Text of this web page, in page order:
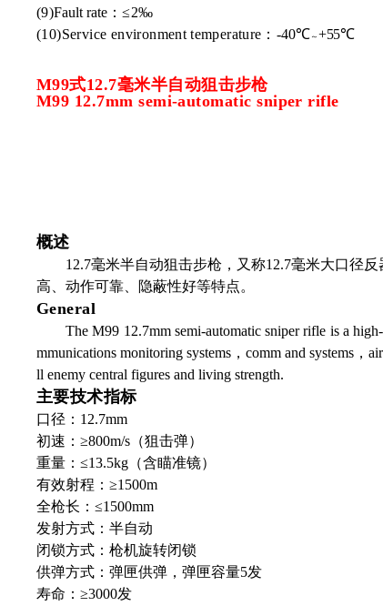
(9)Fault rate：≤2‰
(10)Service environment temperature： -40℃ ～ +55℃
M99式12.7毫米半自动狙击步枪
M99 12.7mm semi-automatic sniper rifle
概述
12.7毫米半自动狙击步枪，又称12.7毫米大口径
高、动作可靠、隐蔽性好等特点。
General
The M99 12.7mm semi-automatic sniper rifle is a
mmunications monitoring systems，comm and systems，
ll enemy central figures and living strength.
主要技术指标
口径：12.7mm
初速：≥800m/s（狙击弹）
重量：≤13.5kg（含瞄准镜）
有效射程：≥1500m
全枪长：≤1500mm
发射方式：半自动
闭锁方式：枪机旋转闭锁
供弹方式：弹匣供弹，弹匣容量5发
寿命：≥3000发